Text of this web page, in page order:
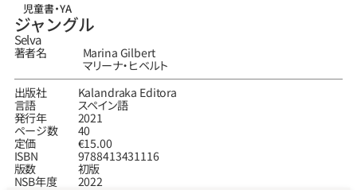
児童書・YA
ジャングル
Selva
著者名
Marina Gilbert
マリーナ‧ヒベルト
出版社
Kalandraka Editora
言語
スペイン語
発行年
2021
ページ数
40
定価
€15.00
ISBN
9788413431116
版数
初版
NSB年度
2022